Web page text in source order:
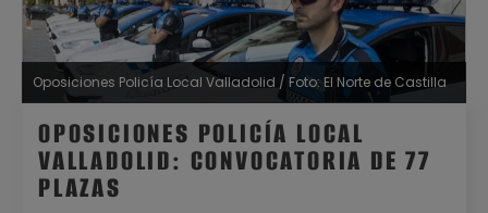
Oposiciones Policía Local Valladolid / Foto: El Norte de Castilla
OPOSICIONES POLICÍA LOCAL
VALLADOLID: CONVOCATORIA DE 77
PLAZAS